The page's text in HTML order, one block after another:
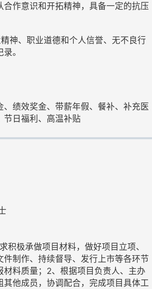
合作意识和开拓精神，具备一定的抗压
神、职业道德和个人信誉、无不良行
。
、绩效奖金、带薪年假、餐补、补充医
节日福利、高温补贴
积极承做项目材料，做好项目立项、
件制作、持续督导、发行上市等各环节
材料质量；2、根据项目负责人、主办
其他成员，协调配合，完成项目具体工